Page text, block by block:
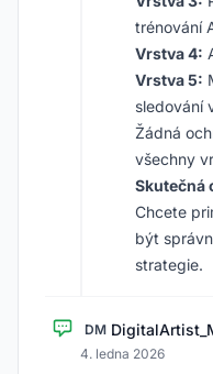
trénování
Vrstva 4:
Vrstva 5:
sledování
Žádná
všechny
Skutečná
Chcete
být
strategie.
DM
4. ledna 2026